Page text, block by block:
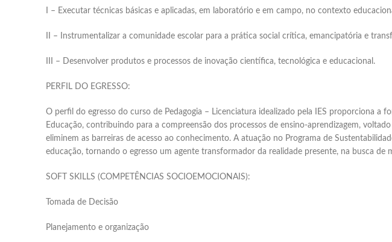
I – Executar técnicas básicas e aplicadas, em laboratório e em campo, no contexto
II – Instrumentalizar a comunidade escolar para a prática social crítica, emancipatória e
III – Desenvolver produtos e processos de inovação científica, tecnológica e educacional.
PERFIL DO EGRESSO:
O perfil do egresso do curso de Pedagogia – Licenciatura idealizado pela IES proporciona a
Educação, contribuindo para a compreensão dos processos de ensino-aprendizagem,
eliminem as barreiras de acesso ao conhecimento. A atuação no Programa de
educação, tornando o egresso um agente transformador da realidade presente, na busca de
SOFT SKILLS (COMPETÊNCIAS SOCIOEMOCIONAIS):
Tomada de Decisão
Planejamento e organização